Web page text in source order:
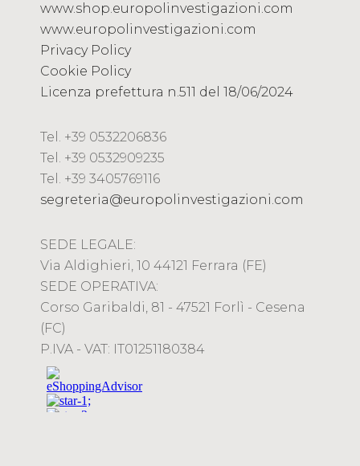
www.shop.europolinvestigazioni.com
www.europolinvestigazioni.com
Privacy Policy
Cookie Policy
Licenza prefettura n.511 del 18/06/2024
Tel. +39 0532206836
Tel. +39 0532909235
Tel. +39 3405769116
segreteria@europolinvestigazioni.com
SEDE LEGALE:
Via Aldighieri, 10 44121 Ferrara (FE)
SEDE OPERATIVA:
Corso Garibaldi, 81 - 47521 Forlì - Cesena
(FC)
P.IVA - VAT: IT01251180384